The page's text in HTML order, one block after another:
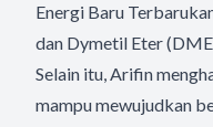
Energi Baru
dan Dymetil Eter
Selain itu, Arifin
mampu mewujudkan